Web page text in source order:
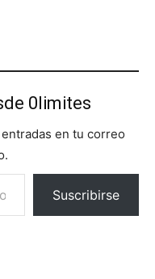
0limites
en tu correo
Suscribirse